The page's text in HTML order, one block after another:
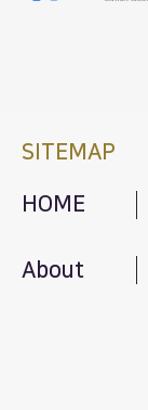
SITEMAP
HOME
About